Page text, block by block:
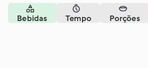
Bebidas Tempo Porções